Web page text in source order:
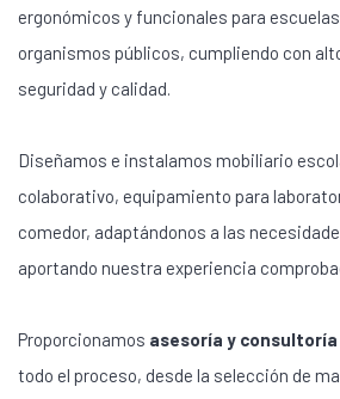
ergonómicos y funcionales para
organismos públicos, cumpliendo con
seguridad y calidad.
Diseñamos e instalamos mobiliario
colaborativo, equipamiento para
comedor, adaptándonos a las
aportando nuestra experiencia
Proporcionamos asesoría y consultoría
todo el proceso, desde la selección de